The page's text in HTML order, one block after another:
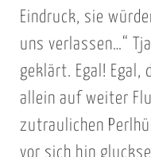
Eindruck, sie
uns verlassen…“
geklärt. Egal! Egal,
allein auf weiter
zutraulichen
vor sich hin